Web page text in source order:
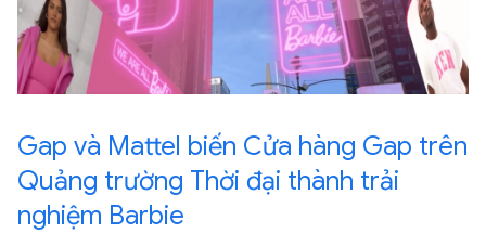
Gap và Mattel biến Cửa hàng Gap trên
Quảng trường Thời đại thành trải
nghiệm Barbie